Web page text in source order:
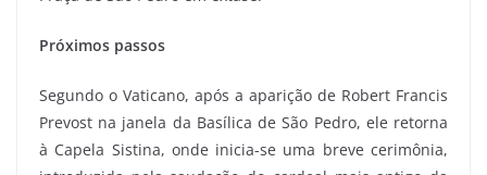
Próximos passos
Segundo o Vaticano, após a aparição de Robert Francis
Prevost na janela da Basílica de São Pedro, ele retorna
à Capela Sistina, onde inicia-se uma breve cerimônia,